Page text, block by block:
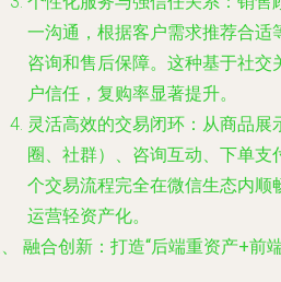
一沟通，根据客户需求推荐合适
咨询和售后保障。这种基于社
户信任，复购率显著提升。
灵活高效的交易闭环 ：从商品
圈、社群）、咨询互动、下单
个交易流程完全在微信生态内顺
运营轻资产化。
融合创新：打造“后端重资产+前